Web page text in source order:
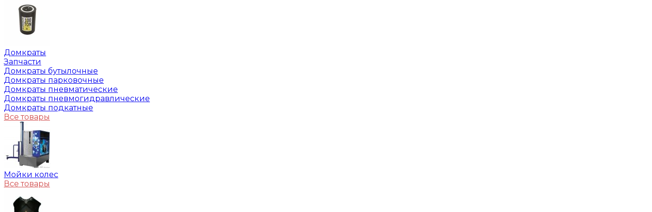
Домкраты
Запчасти
Домкраты бутылочные
Домкраты парковочные
Домкраты пневматические
Домкраты пневмогидравлические
Домкраты подкатные
Все товары
Мойки колес
Все товары